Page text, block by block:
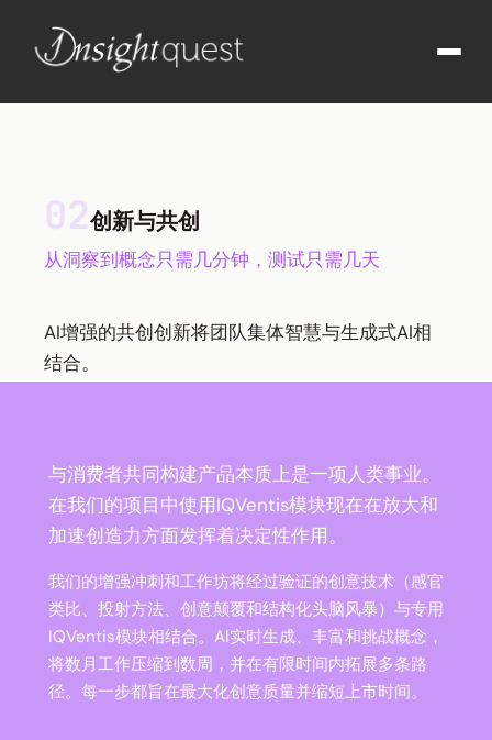
02创新与共创
从洞察到概念只需几分钟，测试只需几天
AI增强的共创创新将团队集体智慧与生成式AI相
结合。
与消费者共同构建产品本质上是一项人类事业。
在我们的项目中使用IQVentis模块现在在放大和
加速创造力方面发挥着决定性作用。
我们的增强冲刺和工作坊将经过验证的创意技术（感官
类比、投射方法、创意颠覆和结构化头脑风暴）与专用
IQVentis模块相结合。AI实时生成、丰富和挑战概念，
将数月工作压缩到数周，并在有限时间内拓展多条路
径。每一步都旨在最大化创意质量并缩短上市时间。